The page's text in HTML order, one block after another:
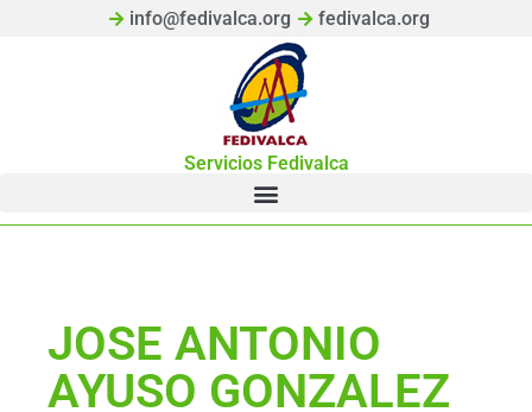
info@fedivalca.org fedivalca.org
Servicios Fedivalca
JOSE ANTONIO
AYUSO GONZALEZ